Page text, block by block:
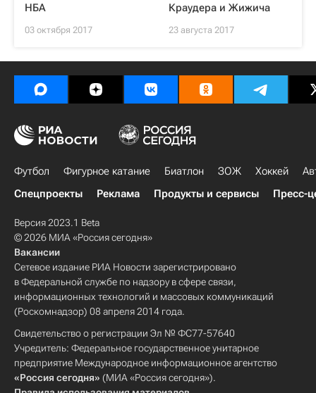
НБА
03 октября 2017
Краудера и Жижича
23 августа 2017
Футбол Фигурное катание Биатлон ЗОЖ Хоккей
Спецпроекты
Реклама Продукты и сервисы Пресс-
Версия 2023.1 Beta
© 2026 МИА «Россия сегодня»
Вакансии
Сетевое издание РИА Новости зарегистрировано
в Федеральной службе по надзору в сфере связи,
информационных технологий и массовых коммуникаций
(Роскомнадзор) 08 апреля 2014 года.
Свидетельство о регистрации Эл № ФС77-57640
Учредитель: Федеральное государственное унитарное
предприятие Международное информационное агентство
«Россия сегодня» (МИА «Россия сегодня»).